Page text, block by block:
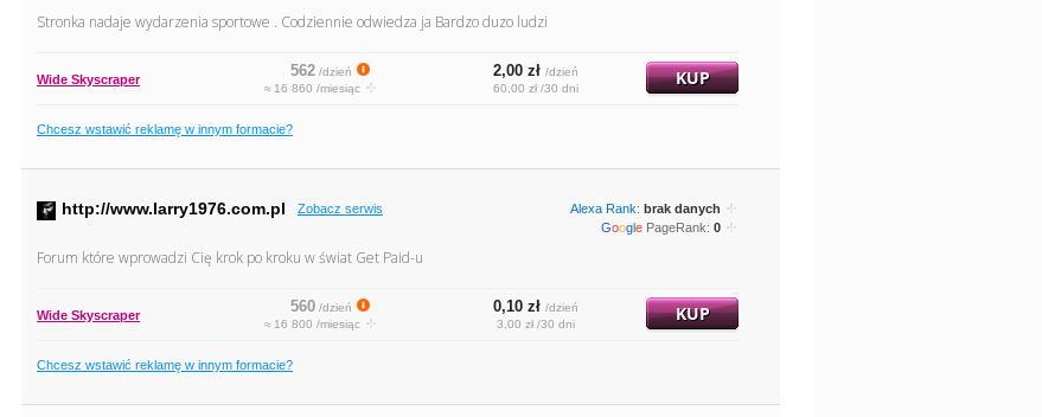
Stronka nadaje wydarzenia sportowe . Codziennie odwiedza ja Bardzo duzo ludzi
Wide Skyscraper 562 /dzień
≈ 16 860 /miesiąc
2,00 zł /dzień
60,00 zł /30 dni
KUP
Chcesz wstawić reklamę w innym formacie?
http://www.larry1976.com.pl Zobacz serwis Alexa Rank: brak danych
Google PageRank: 0
Forum które wprowadzi Cię krok po kroku w świat Get Paid-u
Wide Skyscraper 560 /dzień
≈ 16 800 /miesiąc
0,10 zł /dzień
3,00 zł /30 dni
KUP
Chcesz wstawić reklamę w innym formacie?